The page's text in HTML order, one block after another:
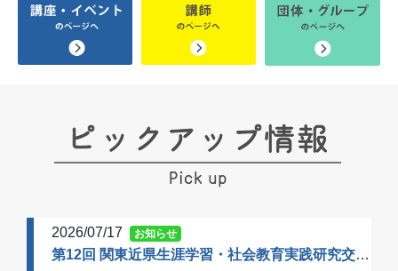
2026/07/17 お知らせ
第12回 関東近県生涯学習・社会教育実践研究交流会 開催のご案内（一次案内）